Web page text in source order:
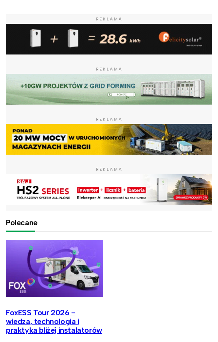
REKLAMA
REKLAMA
REKLAMA
REKLAMA
Polecane
FoxESS Tour 2026 -
wiedza, technologia i
praktyka bliżej instalatorów